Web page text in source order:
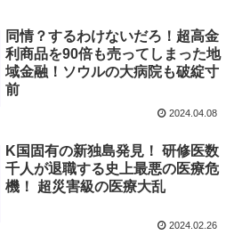
同情？するわけないだろ！超高金
利商品を90倍も売ってしまった地
域金融！ソウルの大病院も破綻寸
前
2024.04.08
K国固有の新独島発見！ 研修医数
千人が退職する史上最悪の医療危
機！ 超災害級の医療大乱
2024.02.26